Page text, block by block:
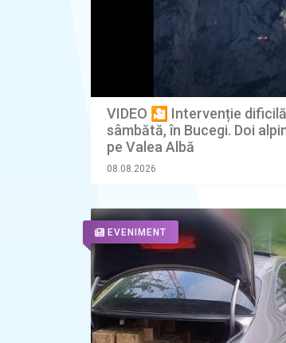
VIDEO 🎦 Intervenție
sâmbătă, în Bucegi. Doi
pe Valea Albă
08.08.2026
EVENIMENT